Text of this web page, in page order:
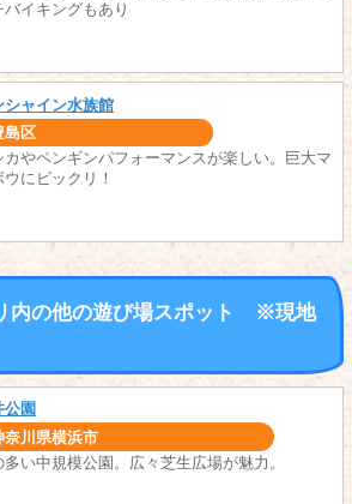
バイキングもあり
シャイン水族館
島区
カやペンギンパフォーマンスが楽しい。巨大マ
ウにビックリ！
内の他の遊び場スポット ※現地
公園
奈川県横浜市
多い中規模公園。広々芝生広場が魅力。